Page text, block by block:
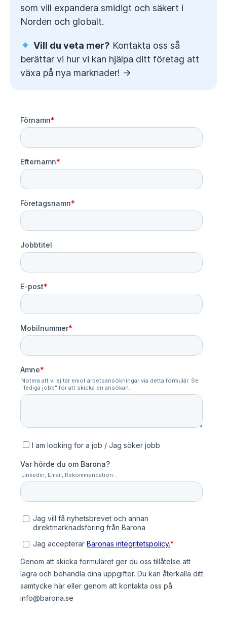
som vill expandera smidigt och säkert i
Norden och globalt.
Vill du veta mer? Kontakta oss så
berättar vi hur vi kan hjälpa ditt företag att
växa på nya marknader! ->